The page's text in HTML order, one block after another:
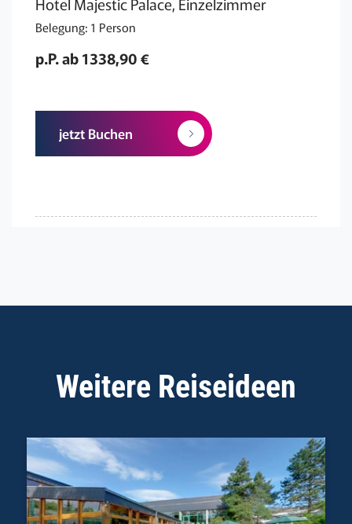
Belegung: 1 Person
p.P. ab 1338,90 €
jetzt Buchen
Weitere Reiseideen